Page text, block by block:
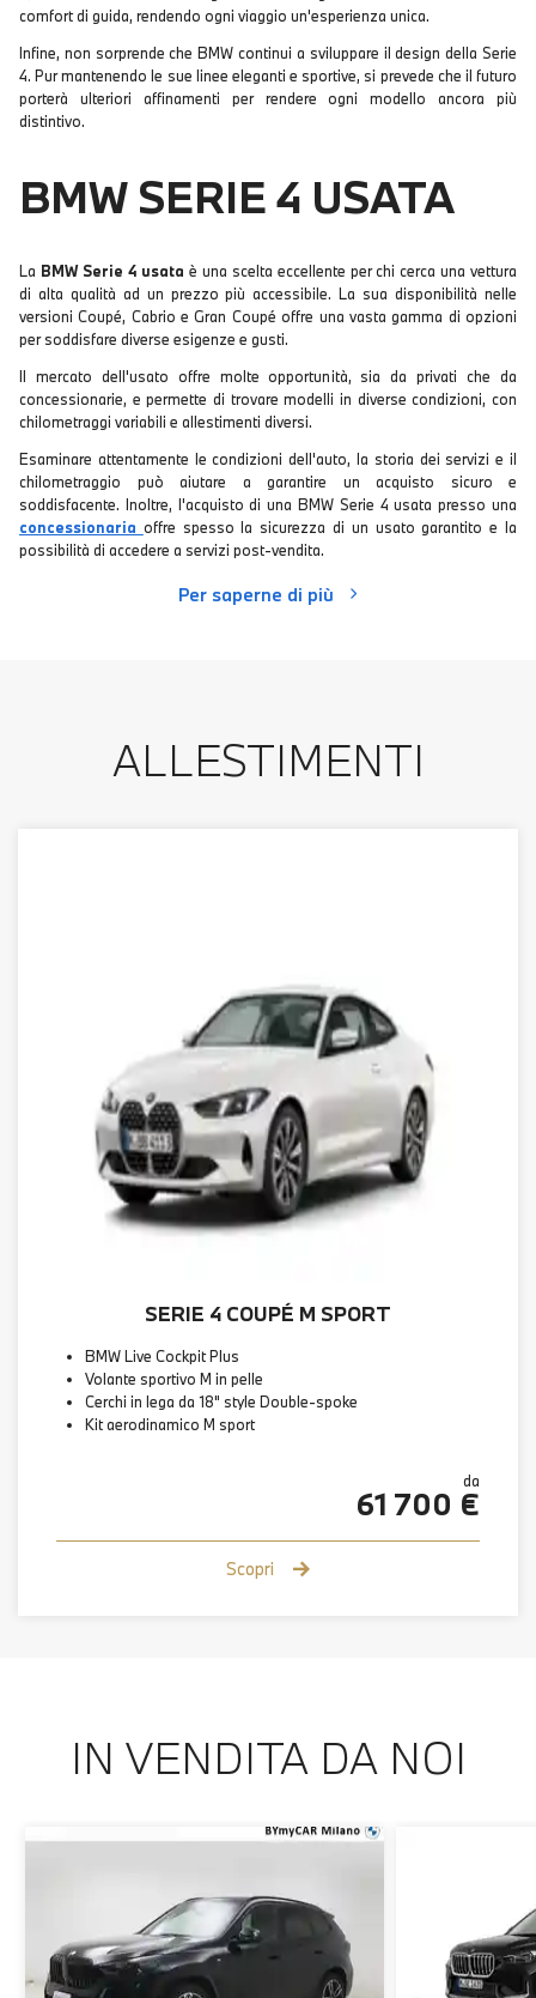
comfort di guida, rendendo ogni viaggio un'esperienza unica.
Infine, non sorprende che BMW continui a sviluppare il design della Serie
4. Pur mantenendo le sue linee eleganti e sportive, si prevede che il futuro
porterà ulteriori affinamenti per rendere ogni modello ancora più
distintivo.
BMW SERIE 4 USATA
La BMW Serie 4 usata è una scelta eccellente per chi cerca una vettura
di alta qualità ad un prezzo più accessibile. La sua disponibilità nelle
versioni Coupé, Cabrio e Gran Coupé offre una vasta gamma di opzioni
per soddisfare diverse esigenze e gusti.
Il mercato dell'usato offre molte opportunità, sia da privati che da
concessionarie, e permette di trovare modelli in diverse condizioni, con
chilometraggi variabili e allestimenti diversi.
Esaminare attentamente le condizioni dell'auto, la storia dei servizi e il
chilometraggio può aiutare a garantire un acquisto sicuro e
soddisfacente. Inoltre, l'acquisto di una BMW Serie 4 usata presso una
concessionaria offre spesso la sicurezza di un usato garantito e la
possibilità di accedere a servizi post-vendita.
Per saperne di più
ALLESTIMENTI
SERIE 4 COUPÉ M SPORT
BMW Live Cockpit Plus
Volante sportivo M in pelle
Cerchi in lega da 18" style Double-spoke
Kit aerodinamico M sport
da
61 700 €
Scopri
IN VENDITA DA NOI